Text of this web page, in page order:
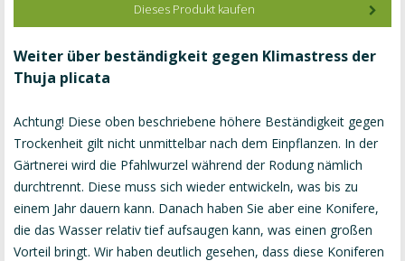
Dieses Produkt kaufen
Weiter über beständigkeit gegen Klimastress der
Thuja plicata
Achtung! Diese oben beschriebene höhere Beständigkeit gegen
Trockenheit gilt nicht unmittelbar nach dem Einpflanzen. In der
Gärtnerei wird die Pfahlwurzel während der Rodung nämlich
durchtrennt. Diese muss sich wieder entwickeln, was bis zu
einem Jahr dauern kann. Danach haben Sie aber eine Konifere,
die das Wasser relativ tief aufsaugen kann, was einen großen
Vorteil bringt. Wir haben deutlich gesehen, dass diese Koniferen